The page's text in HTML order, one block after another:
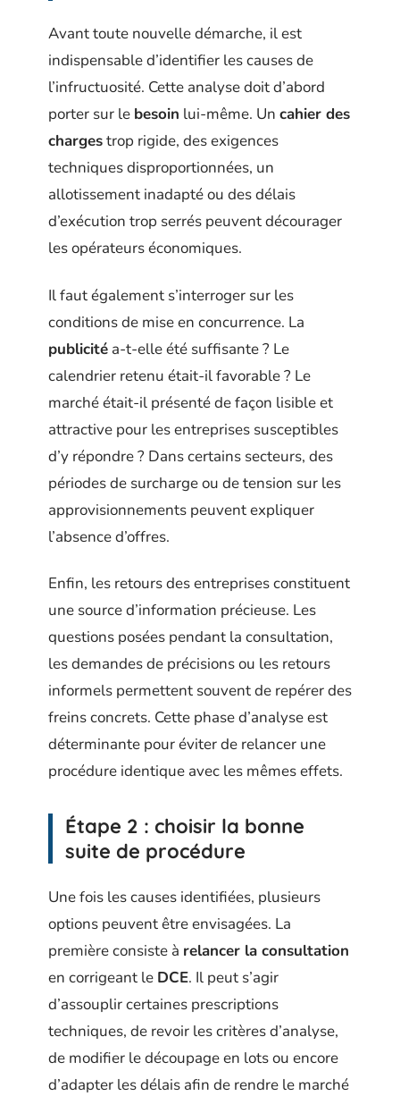
Avant toute nouvelle démarche, il est
indispensable d’identifier les causes de
l’infructuosité. Cette analyse doit d’abord
porter sur le besoin lui-même. Un cahier des
chargestrop rigide, des exigences
techniques disproportionnées, un
allotissement inadapté ou des délais
d’exécution trop serrés peuvent décourager
les opérateurs économiques.
Il faut également s’interroger sur les
conditions de mise en concurrence. La
publicité a-t-elle été suffisante ? Le
calendrier retenu était-il favorable ? Le
marché était-il présenté de façon lisible et
attractive pour les entreprises susceptibles
d’y répondre ? Dans certains secteurs, des
périodes de surcharge ou de tension sur les
approvisionnements peuvent expliquer
l’absence d’offres.
Enfin, les retours des entreprises constituent
une source d’information précieuse. Les
questions posées pendant la consultation,
les demandes de précisions ou les retours
informels permettent souvent de repérer des
freins concrets. Cette phase d’analyse est
déterminante pour éviter de relancer une
procédure identique avec les mêmes effets.
Étape 2 : choisir la bonne
suite de procédure
Une fois les causes identifiées, plusieurs
options peuvent être envisagées. La
première consiste à relancer la consultation
en corrigeant le DCE. Il peut s’agir
d’assouplir certaines prescriptions
techniques, de revoir les critères d’analyse,
de modifier le découpage en lots ou encore
d’adapter les délais afin de rendre le marché